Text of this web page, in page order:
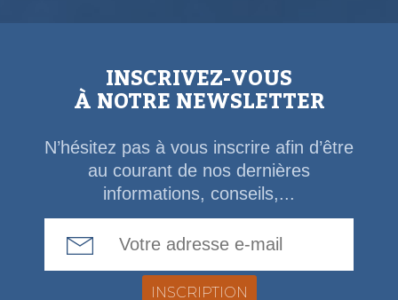
INSCRIVEZ-VOUS
À NOTRE NEWSLETTER
N’hésitez pas à vous inscrire afin d’être
au courant de nos dernières
informations, conseils,...